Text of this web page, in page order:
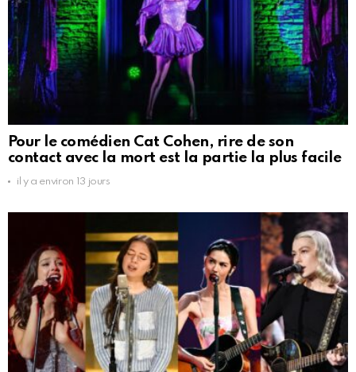
Pour le comédien Cat Cohen, rire de son
contact avec la mort est la partie la plus facile
il y a environ 13 jours